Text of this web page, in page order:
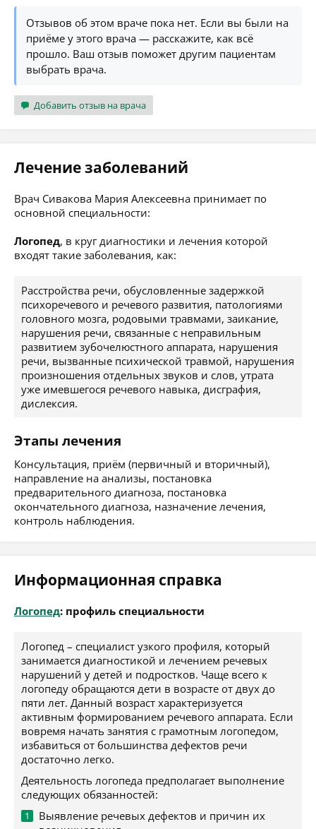
Отзывов об этом враче пока нет. Если вы были на
приёме у этого врача — расскажите, как всё
прошло. Ваш отзыв поможет другим пациентам
выбрать врача.
Добавить отзыв на врача
Лечение заболеваний
Врач Сивакова Мария Алексеевна принимает по
основной специальности:
Логопед, в круг диагностики и лечения которой
входят такие заболевания, как:
Расстройства речи, обусловленные задержкой
психоречевого и речевого развития, патологиями
головного мозга, родовыми травмами, заикание,
нарушения речи, связанные с неправильным
развитием зубочелюстного аппарата, нарушения
речи, вызванные психической травмой, нарушения
произношения отдельных звуков и слов, утрата
уже имевшегося речевого навыка, дисграфия,
дислексия.
Этапы лечения
Консультация, приём (первичный и вторичный),
направление на анализы, постановка
предварительного диагноза, постановка
окончательного диагноза, назначение лечения,
контроль наблюдения.
Информационная справка
Логопед: профиль специальности
Логопед – специалист узкого профиля, который
занимается диагностикой и лечением речевых
нарушений у детей и подростков. Чаще всего к
логопеду обращаются дети в возрасте от двух до
пяти лет. Данный возраст характеризуется
активным формированием речевого аппарата. Если
вовремя начать занятия с грамотным логопедом,
избавиться от большинства дефектов речи
достаточно легко.
Деятельность логопеда предполагает выполнение
следующих обязанностей:
Выявление речевых дефектов и причин их